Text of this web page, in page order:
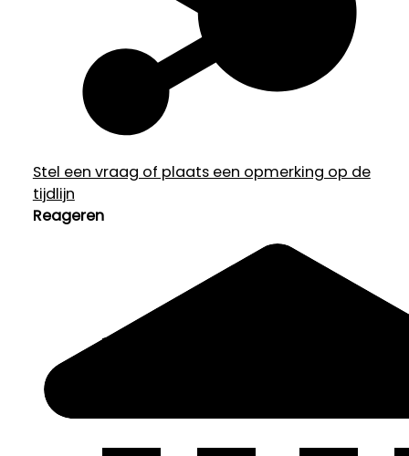
Stel een vraag of plaats een opmerking op de
tijdlijn
Reageren